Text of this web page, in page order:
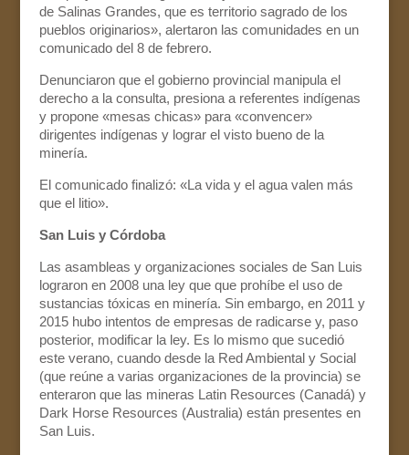
de Salinas Grandes, que es territorio sagrado de los
pueblos originarios», alertaron las comunidades en un
comunicado del 8 de febrero.
Denunciaron que el gobierno provincial manipula el
derecho a la consulta, presiona a referentes indígenas
y propone «mesas chicas» para «convencer»
dirigentes indígenas y lograr el visto bueno de la
minería.
El comunicado finalizó: «La vida y el agua valen más
que el litio».
San Luis y Córdoba
Las asambleas y organizaciones sociales de San Luis
lograron en 2008 una ley que que prohíbe el uso de
sustancias tóxicas en minería. Sin embargo, en 2011 y
2015 hubo intentos de empresas de radicarse y, paso
posterior, modificar la ley. Es lo mismo que sucedió
este verano, cuando desde la Red Ambiental y Social
(que reúne a varias organizaciones de la provincia) se
enteraron que las mineras Latin Resources (Canadá) y
Dark Horse Resources (Australia) están presentes en
San Luis.